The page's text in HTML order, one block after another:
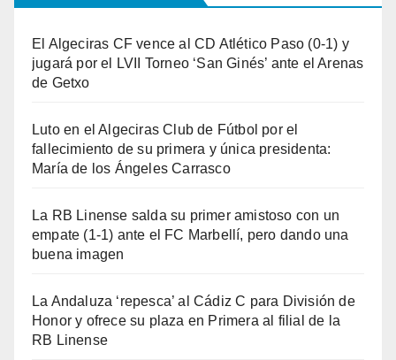
El Algeciras CF vence al CD Atlético Paso (0-1) y
jugará por el LVII Torneo ‘San Ginés’ ante el Arenas
de Getxo
Luto en el Algeciras Club de Fútbol por el
fallecimiento de su primera y única presidenta:
María de los Ángeles Carrasco
La RB Linense salda su primer amistoso con un
empate (1-1) ante el FC Marbellí, pero dando una
buena imagen
La Andaluza ‘repesca’ al Cádiz C para División de
Honor y ofrece su plaza en Primera al filial de la
RB Linense